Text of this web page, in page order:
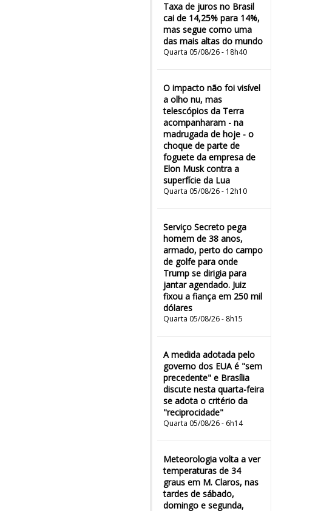
Taxa de juros no Brasil
cai de 14,25% para 14%,
mas segue como uma
das mais altas do mundo
Quarta 05/08/26 - 18h40
O impacto não foi visível
a olho nu, mas
telescópios da Terra
acompanharam - na
madrugada de hoje - o
choque de parte de
foguete da empresa de
Elon Musk contra a
superfície da Lua
Quarta 05/08/26 - 12h10
Serviço Secreto pega
homem de 38 anos,
armado, perto do campo
de golfe para onde
Trump se dirigia para
jantar agendado. Juiz
fixou a fiança em 250 mil
dólares
Quarta 05/08/26 - 8h15
A medida adotada pelo
governo dos EUA é "sem
precedente" e Brasília
discute nesta quarta-feira
se adota o critério da
"reciprocidade"
Quarta 05/08/26 - 6h14
Meteorologia volta a ver
temperaturas de 34
graus em M. Claros, nas
tardes de sábado,
domingo e segunda,